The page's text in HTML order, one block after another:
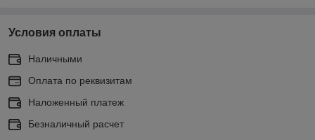
Условия оплаты
Наличными
Оплата по реквизитам
Наложенный платеж
Безналичный расчет